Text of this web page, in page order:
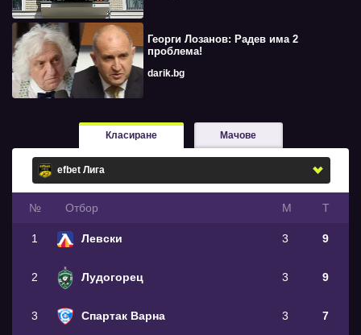
Георги Лозанов: Радев има 2
проблема!
darik.bg
Класиране Мачове
№ Oтбор М Т
1 Левски 3 9
2 Лудогорец 3 9
3 Спартак Варна 3 7